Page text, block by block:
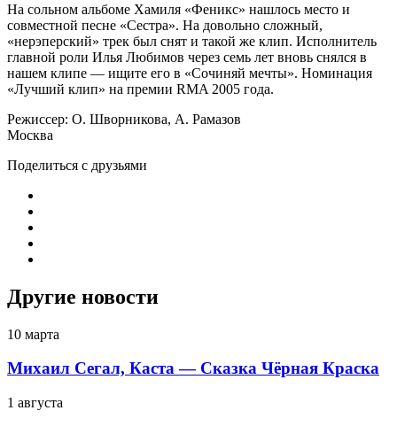
На сольном альбоме Хамиля «Феникс» нашлось место и
совместной песне «Сестра». На довольно сложный,
«нерэперский» трек был снят и такой же клип. Исполнитель
главной роли Илья Любимов через семь лет вновь снялся в
нашем клипе — ищите его в «Сочиняй мечты». Номинация
«Лучший клип» на премии RMA 2005 года.
Режиссер: О. Шворникова, А. Рамазов
Москва
Поделиться с друзьями
Другие новости
10 марта
Михаил Сегал, Каста — Сказка Чёрная Краска
1 августа